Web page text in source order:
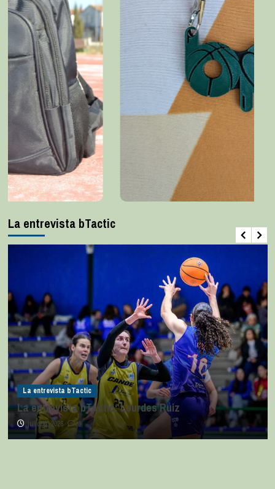
La entrevista bTactic
La entrevista bTactic
La entrevista bTactic: Lourdes Ruiz
julio 11, 2026 0